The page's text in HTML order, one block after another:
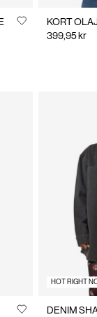
KORT
399,95 kr
HOT RIGHT
DENIM